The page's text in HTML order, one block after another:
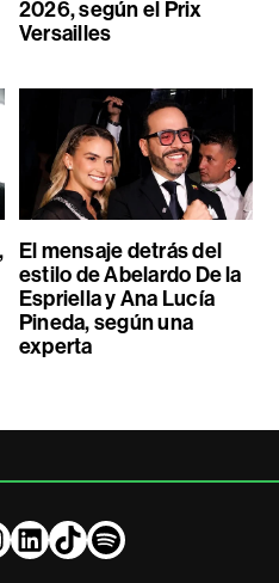
2026, según el Prix
Versailles
El mensaje detrás del
estilo de Abelardo De la
Espriella y Ana Lucía
Pineda, según una
experta